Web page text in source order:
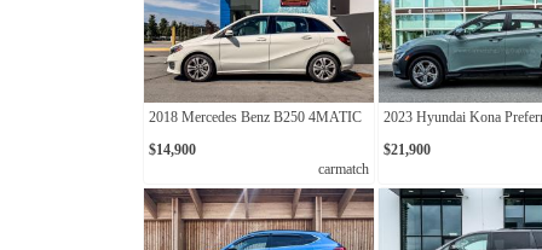
2018 Mercedes Benz B250 4MATIC
$14,900
carmatch
2023 Hyundai Kona
$21,900